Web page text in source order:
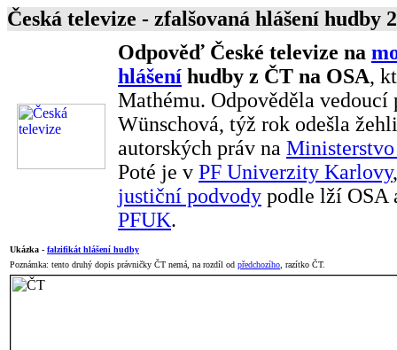
Česká televize - zfalšovaná hlášení hudby 2
Odpověď České televize na
hlášení hudby z ČT na OSA,
Mathému. Odpověděla
Wünschová, týž rok odešla
autorských práv na
Poté je v PF Univerzity Karlovy
justiční podvody podle lží OSA
PFUK.
Ukázka - falzifikát hlášení hudby
Poznámka: tento druhý dopis právničky ČT nemá, na rozdíl od předchozího , razítko ČT.